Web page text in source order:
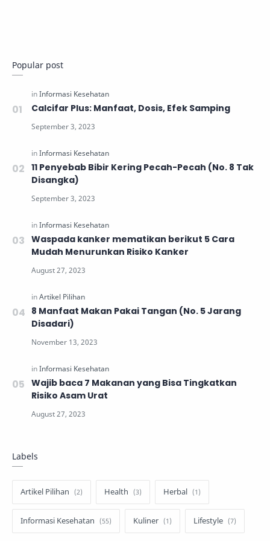
Popular post
Calcifar Plus: Manfaat, Dosis, Efek Samping
11 Penyebab Bibir Kering Pecah-Pecah (No. 8 Tak
Disangka)
Waspada kanker mematikan berikut 5 Cara
Mudah Menurunkan Risiko Kanker
8 Manfaat Makan Pakai Tangan (No. 5 Jarang
Disadari)
Wajib baca 7 Makanan yang Bisa Tingkatkan
Risiko Asam Urat
Labels
Artikel Pilihan Health Herbal
Informasi Kesehatan Kuliner Lifestyle